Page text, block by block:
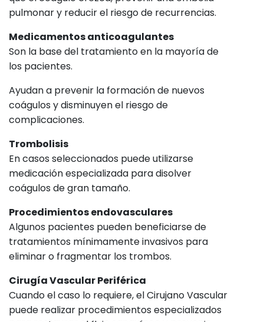
pulmonar y reducir el riesgo de recurrencias.
Medicamentos anticoagulantes
Son la base del tratamiento en la mayoría de
los pacientes.
Ayudan a prevenir la formación de nuevos
coágulos y disminuyen el riesgo de
complicaciones.
Trombolisis
En casos seleccionados puede utilizarse
medicación especializada para disolver
coágulos de gran tamaño.
Procedimientos endovasculares
Algunos pacientes pueden beneficiarse de
tratamientos mínimamente invasivos para
eliminar o fragmentar los trombos.
Cirugía Vascular Periférica
Cuando el caso lo requiere, el Cirujano Vascular
puede realizar procedimientos especializados